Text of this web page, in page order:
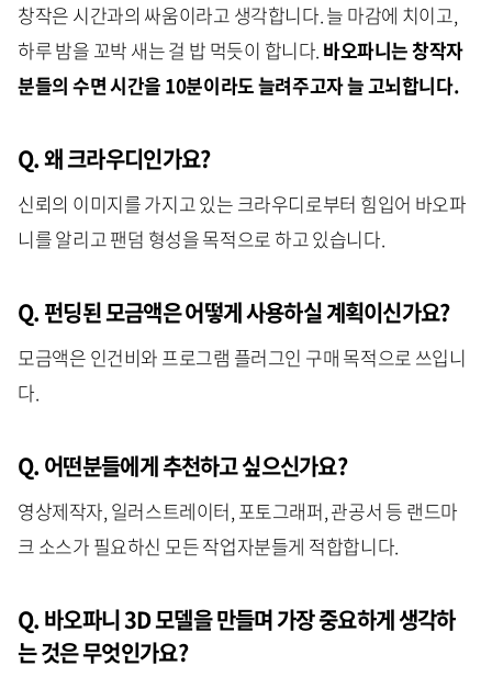
창작은 시간과의 싸움이라고 생각합니다. 늘 마감에 치이고,
하루 밤을 꼬박 새는 걸 밥 먹듯이 합니다. 바오파니는 창작자
분들의 수면 시간을 10분이라도 늘려주고자 늘 고뇌합니다.
Q. 왜 크라우디인가요?
신뢰의 이미지를 가지고 있는 크라우디로부터 힘입어 바오파
니를 알리고 팬덤 형성을 목적으로 하고 있습니다.
Q. 펀딩된 모금액은 어떻게 사용하실 계획이신가요?
모금액은 인건비와 프로그램 플러그인 구매 목적으로 쓰입니
다.
Q. 어떤분들에게 추천하고 싶으신가요?
영상제작자, 일러스트레이터, 포토그래퍼, 관공서 등 랜드마
크 소스가 필요하신 모든 작업자분들게 적합합니다.
Q. 바오파니 3D 모델을 만들며 가장 중요하게 생각하
는 것은 무엇인가요?